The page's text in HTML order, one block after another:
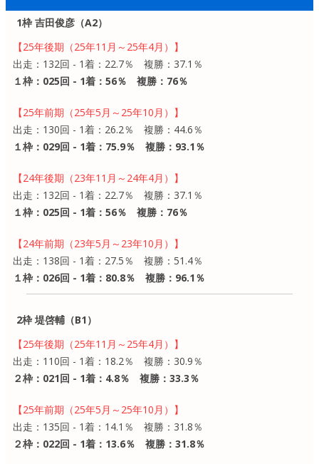
1枠 吉田俊彦（A2）
【25年後期（25年11月～25年4月）】
出走：132回 - 1着：22.7％ 複勝：37.1％
１枠：025回 - 1着：56％ 複勝：76％
【25年前期（25年5月～25年10月）】
出走：130回 - 1着：26.2％ 複勝：44.6％
１枠：029回 - 1着：75.9％ 複勝：93.1％
【24年後期（23年11月～24年4月）】
出走：132回 - 1着：22.7％ 複勝：37.1％
１枠：025回 - 1着：56％ 複勝：76％
【24年前期（23年5月～23年10月）】
出走：138回 - 1着：27.5％ 複勝：51.4％
１枠：026回 - 1着：80.8％ 複勝：96.1％
2枠 堤啓輔（B1）
【25年後期（25年11月～25年4月）】
出走：110回 - 1着：18.2％ 複勝：30.9％
２枠：021回 - 1着：4.8％ 複勝：33.3％
【25年前期（25年5月～25年10月）】
出走：135回 - 1着：14.1％ 複勝：31.8％
２枠：022回 - 1着：13.6％ 複勝：31.8％